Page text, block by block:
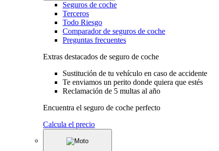
Seguros de coche
Terceros
Todo Riesgo
Comparador de seguros de coche
Preguntas frecuentes
Extras destacados de seguro de coche
Sustitución de tu vehículo en caso de accidente
Te enviamos un perito donde quiera que estés
Reclamación de 5 multas al año
Encuentra el seguro de coche perfecto
Calcula el precio